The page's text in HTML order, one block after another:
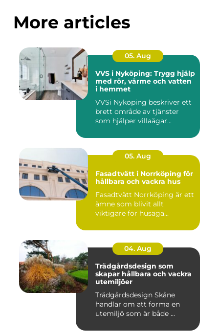
More articles
05. Aug
VVS i Nyköping: Trygg hjälp
med rör, värme och vatten
i hemmet
VVSi Nyköping beskriver ett
brett område av tjänster
som hjälper villaägar...
05. Aug
Fasadtvätt i Norrköping för
hållbara och vackra hus
Fasadtvätt Norrköping är ett
ämne som blivit allt
viktigare för husäga...
04. Aug
Trädgårdsdesign som
skapar hållbara och vackra
utemiljöer
Trädgårdsdesign Skåne
handlar om att forma en
utemiljö som är både ...